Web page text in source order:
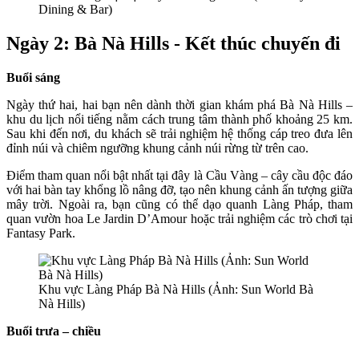
Dining & Bar)
Ngày 2: Bà Nà Hills - Kết thúc chuyến đi
Buổi sáng
Ngày thứ hai, hai bạn nên dành thời gian khám phá Bà Nà Hills –
khu du lịch nổi tiếng nằm cách trung tâm thành phố khoảng 25 km.
Sau khi đến nơi, du khách sẽ trải nghiệm hệ thống cáp treo đưa lên
đỉnh núi và chiêm ngưỡng khung cảnh núi rừng từ trên cao.
Điểm tham quan nổi bật nhất tại đây là Cầu Vàng – cây cầu độc đáo
với hai bàn tay khổng lồ nâng đỡ, tạo nên khung cảnh ấn tượng giữa
mây trời. Ngoài ra, bạn cũng có thể dạo quanh Làng Pháp, tham
quan vườn hoa Le Jardin D’Amour hoặc trải nghiệm các trò chơi tại
Fantasy Park.
Khu vực Làng Pháp Bà Nà Hills (Ảnh: Sun World Bà
Nà Hills)
Buổi trưa – chiều